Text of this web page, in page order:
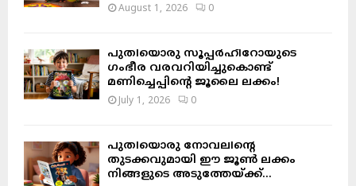
August 1, 2026 0
പുതിയൊരു സൂപ്പർഹീറോയുടെ
ഗംഭീര വരവറിയിച്ചുകൊണ്ട്
മണിച്ചെപ്പിന്റെ ജൂലൈ ലക്കം!
July 1, 2026 0
പുതിയൊരു നോവലിന്റെ
തുടക്കവുമായി ഈ ജൂൺ ലക്കം
നിങ്ങളുടെ അടുത്തേയ്ക്ക്…